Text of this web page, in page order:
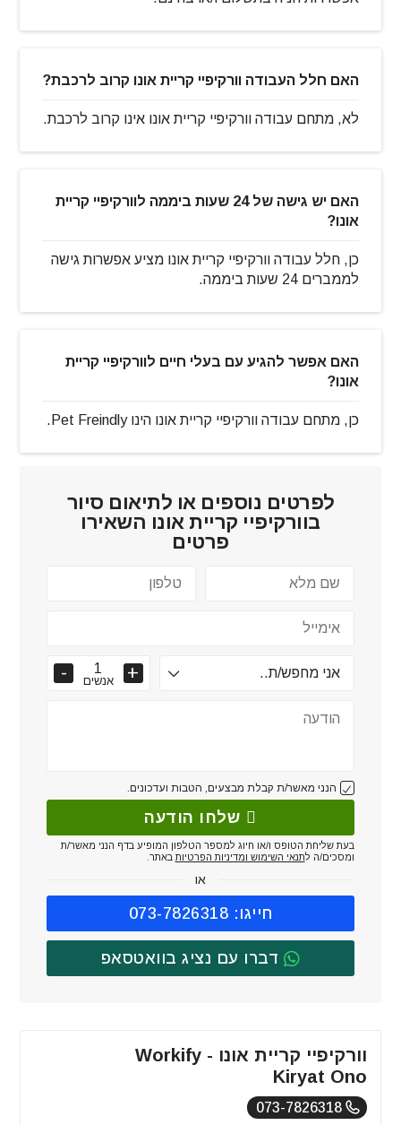
האם חלל העבודה וורקיפיי קריית אונו קרוב לרכבת?
לא, מתחם עבודה וורקיפיי קריית אונו אינו קרוב לרכבת.
האם יש גישה של 24 שעות ביממה לוורקיפיי קריית
אונו?
כן, חלל עבודה וורקיפיי קריית אונו מציע אפשרות גישה
לממברים 24 שעות ביממה.
האם אפשר להגיע עם בעלי חיים לוורקיפיי קריית
אונו?
כן, מתחם עבודה וורקיפיי קריית אונו הינו Pet Freindly.
לפרטים נוספים או לתיאום סיור
בוורקיפיי קריית אונו השאירו
פרטים
אנשים
הנני מאשר/ת קבלת מבצעים, הטבות ועדכונים.
שלחו הודעה
בעת שליחת הטופס ו/או חיוג למספר הטלפון המופיע בדף הנני מאשר/ת
ומסכים/ה לתנאי השימוש ומדיניות הפרטיות באתר.
או
חייגו: 073-7826318
דברו עם נציג בוואטסאפ
וורקיפיי קריית אונו - Workify
Kiryat Ono
073-7826318